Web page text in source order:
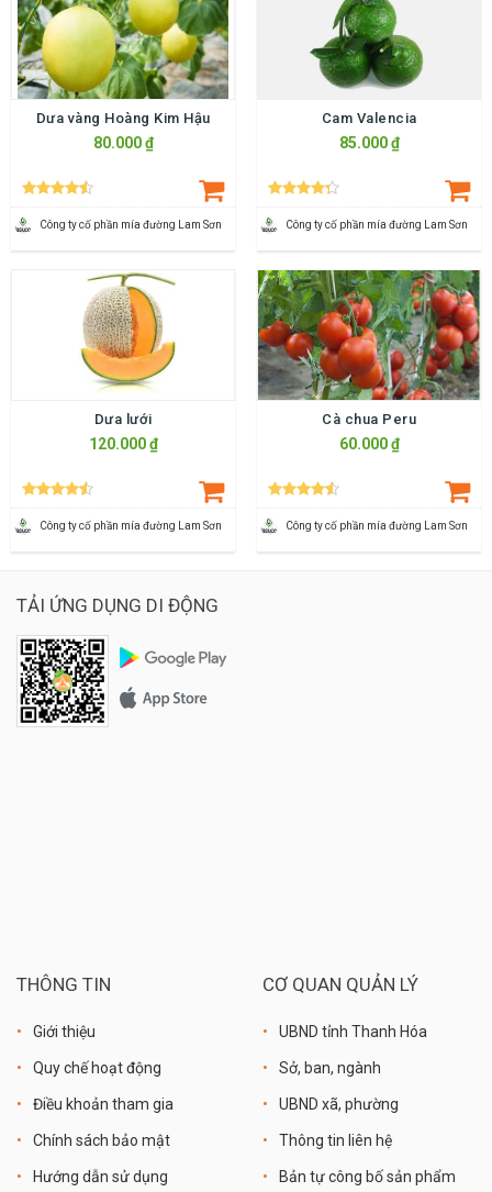
Dưa vàng Hoàng Kim Hậu
80.000 ₫
Công ty cố phần mía đường Lam Sơn
Cam Valencia
85.000 ₫
Công ty cố phần mía đường Lam Sơn
Dưa lưới
120.000 ₫
Công ty cố phần mía đường Lam Sơn
Cà chua Peru
60.000 ₫
Công ty cố phần mía đường Lam Sơn
TẢI ỨNG DỤNG DI ĐỘNG
THÔNG TIN
Giới thiệu
Quy chế hoạt động
Điều khoản tham gia
Chính sách bảo mật
Hướng dẫn sử dụng
CƠ QUAN QUẢN LÝ
UBND tỉnh Thanh Hóa
Sở, ban, ngành
UBND xã, phường
Thông tin liên hệ
Bản tự công bố sản phẩm